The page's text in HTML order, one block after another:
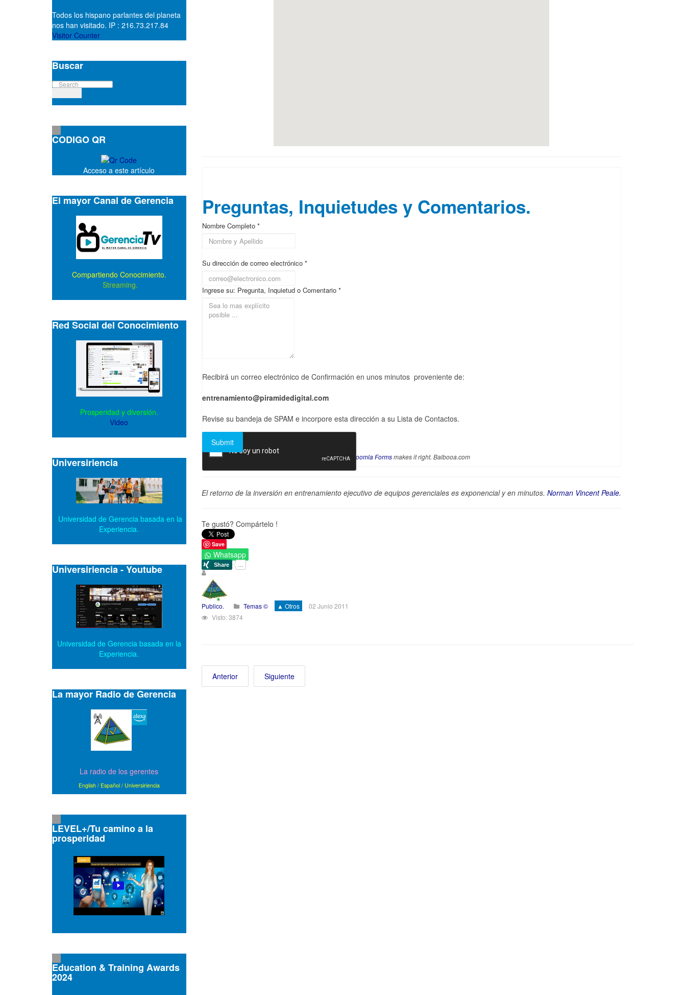
Preguntas, Inquietudes y Comentarios.
Nombre Completo *
Su dirección de correo electrónico *
Ingrese su: Pregunta, Inquietud o Comentario *
Recibirá un correo electrónico de Confirmación en unos minutos proveniente de:
entrenamiento@piramidedigital.com
Revise su bandeja de SPAM e incorpore esta dirección a su Lista de Contactos.
Joomla Formsmakes it right. Balbooa.com
El retorno de la inversión en entrenamiento ejecutivo de equipos gerenciales es exponencial y en minutos. Norman Vincent Peale.
Te gustó? Compártelo !
Save
Whatsapp
Publico. Temas © ▲ Otros
02 Junio 2011
Visto: 3874
Anterior Siguiente
Todos los hispano parlantes del planeta
nos han visitado. IP : 216.73.217.84
Visitor Counter
Buscar
CODIGO QR
Acceso a este artículo
El mayor Canal de Gerencia
Compartiendo Conocimiento.
Streaming.
Red Social del Conocimiento
Prosperidad y diversión.
Video
Universiriencia
Universidad de Gerencia basada en la
Experiencia.
Universiriencia - Youtube
Universidad de Gerencia basada en la
Experiencia.
La mayor Radio de Gerencia
La radio de los gerentes
English/ Español/ Universiriencia
LEVEL+/Tu camino a la
prosperidad
Education & Training Awards
2024